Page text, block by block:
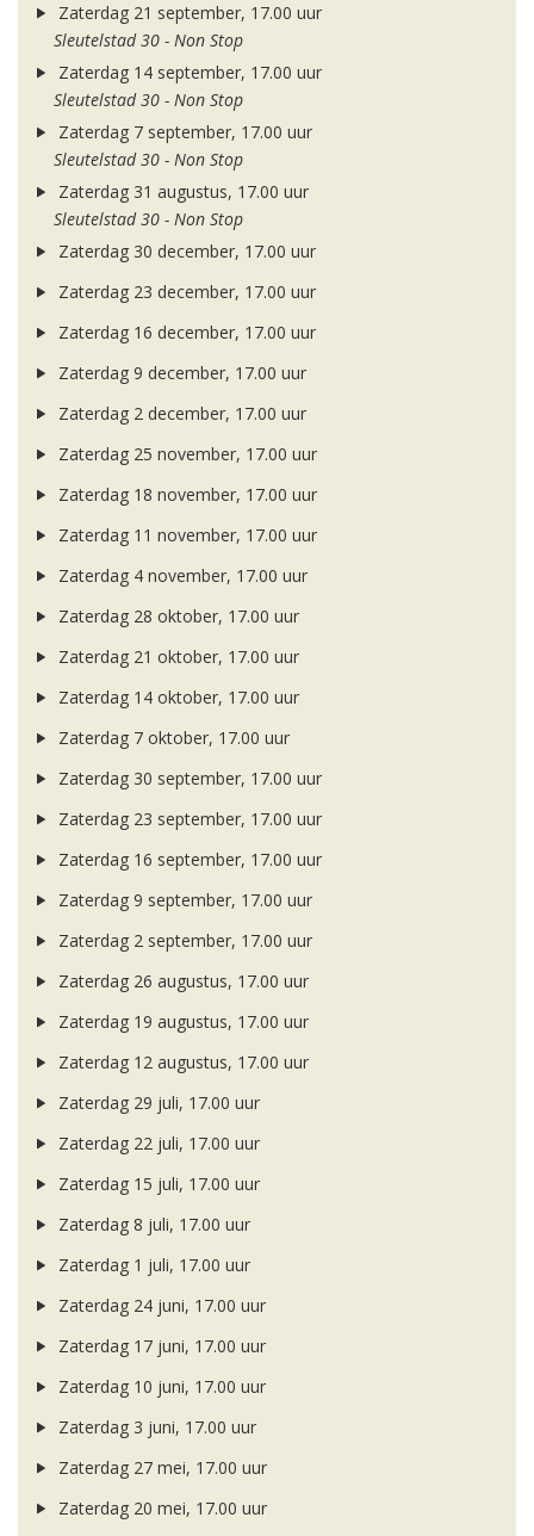
Zaterdag 21 september, 17.00 uur
Sleutelstad 30 - Non Stop
Zaterdag 14 september, 17.00 uur
Sleutelstad 30 - Non Stop
Zaterdag 7 september, 17.00 uur
Sleutelstad 30 - Non Stop
Zaterdag 31 augustus, 17.00 uur
Sleutelstad 30 - Non Stop
Zaterdag 30 december, 17.00 uur
Zaterdag 23 december, 17.00 uur
Zaterdag 16 december, 17.00 uur
Zaterdag 9 december, 17.00 uur
Zaterdag 2 december, 17.00 uur
Zaterdag 25 november, 17.00 uur
Zaterdag 18 november, 17.00 uur
Zaterdag 11 november, 17.00 uur
Zaterdag 4 november, 17.00 uur
Zaterdag 28 oktober, 17.00 uur
Zaterdag 21 oktober, 17.00 uur
Zaterdag 14 oktober, 17.00 uur
Zaterdag 7 oktober, 17.00 uur
Zaterdag 30 september, 17.00 uur
Zaterdag 23 september, 17.00 uur
Zaterdag 16 september, 17.00 uur
Zaterdag 9 september, 17.00 uur
Zaterdag 2 september, 17.00 uur
Zaterdag 26 augustus, 17.00 uur
Zaterdag 19 augustus, 17.00 uur
Zaterdag 12 augustus, 17.00 uur
Zaterdag 29 juli, 17.00 uur
Zaterdag 22 juli, 17.00 uur
Zaterdag 15 juli, 17.00 uur
Zaterdag 8 juli, 17.00 uur
Zaterdag 1 juli, 17.00 uur
Zaterdag 24 juni, 17.00 uur
Zaterdag 17 juni, 17.00 uur
Zaterdag 10 juni, 17.00 uur
Zaterdag 3 juni, 17.00 uur
Zaterdag 27 mei, 17.00 uur
Zaterdag 20 mei, 17.00 uur